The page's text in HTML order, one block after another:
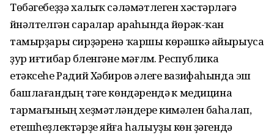
Төбәгебеҙҙә халыҡ сәләмәтлеген хәстәрләүгә
йүнәлтелгән саралар араһында йөрәк-ҡан
тамырҙары сирҙәренә ҡаршы көрәшкә айырыуса
ҙур иғтибар бүленгәне мәғлүм. Республика
етәксеһе Радий Хәбиров әлеге вазифаһында эш
башлағандың тәүге көндәрендә үк медицина
тармағының хеҙмәтләндереү кимәлен баһалап,
етешһеҙлектәрҙе яйға һалыуҙы көн үҙәгендә